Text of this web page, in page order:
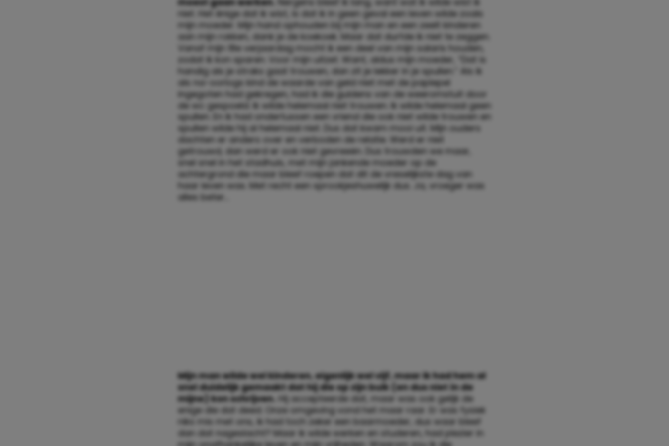
LEES OOK: Is het wel normaal om opa en oma zoveel te laten
oppassen?
Ik was een vrolijk, maar recalcitrant kind. Dat had tot gevolg dat ik
geen eindexamen mocht doen, van school af getrapt werd en
moest gaan werken.Nergens bleef ik lang, want wat ik wilde wist ik
niet. Het énige dat ik wist, is dat ik in geen geval een leven wilde zoals
mijn moeder. Mijn hand ophouden bij mijn man en een zeelt kinderen
aan mijn rokken, dank je de koekoek. Maar dat durfde ik niet te zeggen.
Vanaf mijn 18e verjaardag mocht ik een deel van mijn salaris houden,
zodat ik kon sparen. Voor mijn uitzet. Want, aldus mijn moeder, “Dat is
handig als je straks gaat trouwen, dan zit je lekker in je spullen.” Als ik
als na-oorlogs kind de waarde van geld niet met de paplepel